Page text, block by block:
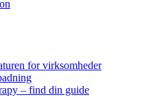
for virksomheder
– find din guide